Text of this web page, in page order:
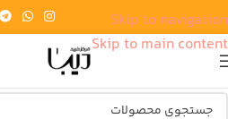
Skip to navigation
Skip to main content